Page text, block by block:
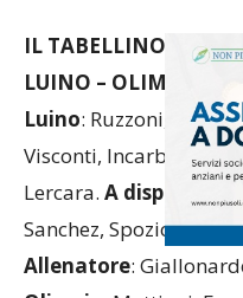
IL TABELLINO
LUINO – OLIMPIA 0-0
Luino: Ruzzoni,
Visconti, Incarbone,
Lercara. A disposizione:
Sanchez, Spozio,
Allenatore: